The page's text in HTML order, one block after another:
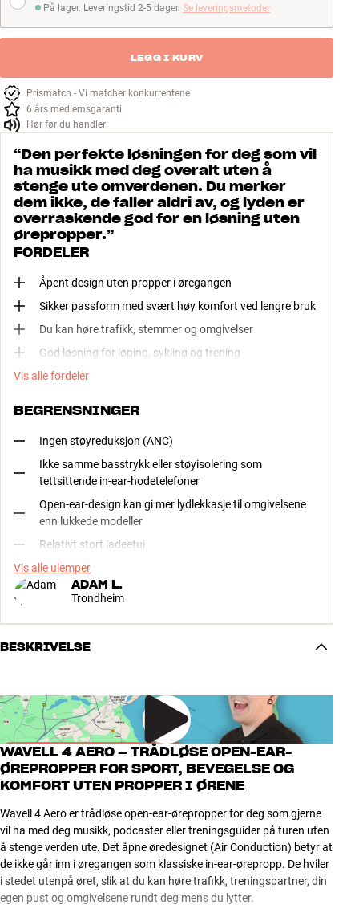
På lager. Leveringstid 2-5 dager
På lager. Leveringstid 2-5 dager. Se leveringsmetoder
LEGG I KURV
Prismatch - Vi matcher konkurrentene
6 års medlemsgaranti
Hør før du handler
“Den perfekte løsningen for deg som vil
ha musikk med deg overalt uten å
stenge ute omverdenen. Du merker
dem ikke, de faller aldri av, og lyden er
overraskende god for en løsning uten
ørepropper.”
FORDELER
Åpent design uten propper i øregangen
Sikker passform med svært høy komfort ved lengre bruk
Du kan høre trafikk, stemmer og omgivelser
God løsning for løping, sykling og trening
Vis alle fordeler
BEGRENSNINGER
Ingen støyreduksjon (ANC)
Ikke samme basstrykk eller støyisolering som
tettsittende in-ear-hodetelefoner
Open-ear-design kan gi mer lydlekkasje til omgivelsene
enn lukkede modeller
Relativt stort ladeetui
Vis alle ulemper
ADAM L.
Trondheim
BESKRIVELSE
WAVELL 4 AERO – TRÅDLØSE OPEN-EAR-
ØREPROPPER FOR SPORT, BEVEGELSE OG
KOMFORT UTEN PROPPER I ØRENE
Wavell 4 Aero er trådløse open-ear-ørepropper for deg som gjerne
vil ha med deg musikk, podcaster eller treningsguider på turen uten
å stenge verden ute. Det åpne øredesignet (Air Conduction) betyr at
de ikke går inn i øregangen som klassiske in-ear-ørepropp. De hviler
i stedet utenpå øret, slik at du kan høre trafikk, treningspartner, din
egen pust og omgivelsene rundt deg mens du lytter.